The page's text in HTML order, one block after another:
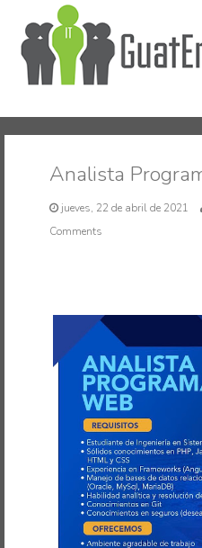
Inicio
Analista
jueves, 22 de abril de 2021
Comments